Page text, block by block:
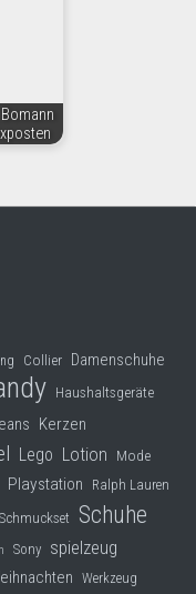
Collier Damenschuhe
Haushaltsgeräte
Kerzen
Lego Lotion Mode
Playstation Ralph Lauren
Schmuckset Schuhe
Sony spielzeug
Werkzeug